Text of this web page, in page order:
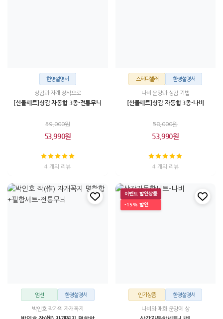
한영설명서
상감과 자개 장식으로
[선물세트]상감 자동함 3종-전통무늬
59,000원
53,990원
4 개의 리뷰
스테디셀러 한영설명서
나비 문양과 상감 기법
[선물세트]상감 자동함 3종-나비
58,000원
53,990원
4 개의 리뷰
엄선 한영설명서
박인호 작가의 자개꼭지
이벤트 할인상품
-15% 할인
인기상품 한영설명서
나비와 매화 문양에 상